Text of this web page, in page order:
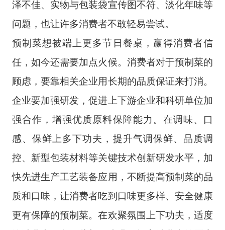
泽不佳、实物与包装袋宣传图不符、淡化年味等
问题，也让许多消费者不敢轻易尝试。
预制菜想被端上更多节日餐桌，赢得消费者信
任，如今还需要加点火候。消费者对于预制菜的
顾虑，要靠相关企业用长期的品质保证来打消。
企业要加强研发，促进上下游企业和科研单位加
强合作，增强优质原料保障能力。在调味、口
感、保鲜上多下功夫，提升气调保鲜、品质调
控、新型包装材料等关键技术创新研发水平，加
快先进生产工艺装备应用，不断提高预制菜的品
质和口味，让消费者吃到口味更多样、安全健康
更有保障的预制菜。在欢聚氛围上下功夫，适度